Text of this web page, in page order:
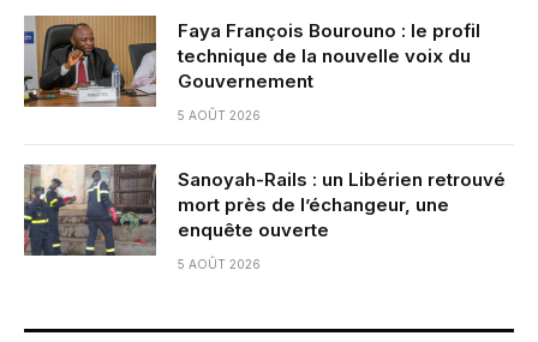
Faya François Bourouno : le profil
technique de la nouvelle voix du
Gouvernement
5 AOÛT 2026
Sanoyah-Rails : un Libérien retrouvé
mort près de l’échangeur, une
enquête ouverte
5 AOÛT 2026